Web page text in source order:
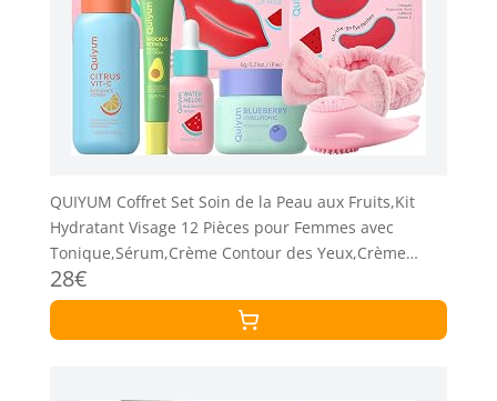
QUIYUM Coffret Set Soin de la Peau aux Fruits,Kit
Hydratant Visage 12 Pièces pour Femmes avec
Tonique,Sérum,Crème Contour des Yeux,Crème
Hydratante,Masque,Brosse,Bandeau
28€